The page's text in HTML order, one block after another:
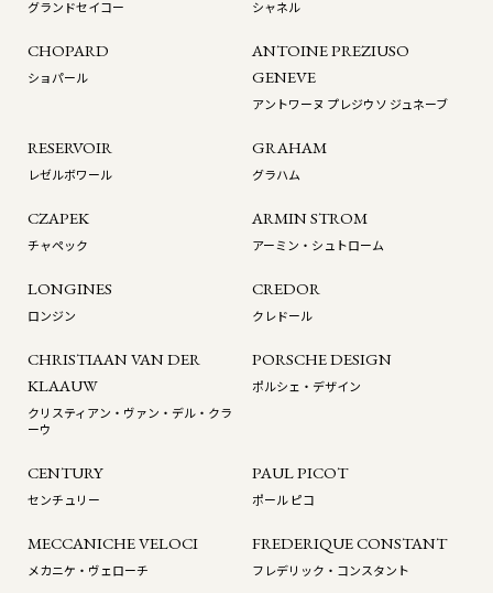
グランドセイコー シャネル
CHOPARD
ショパール
ANTOINE PREZIUSO
GENEVE
アントワーヌ プレジウソ ジュネーブ
RESERVOIR
レゼルボワール
GRAHAM
グラハム
CZAPEK
チャペック
ARMIN STROM
アーミン・シュトローム
LONGINES
ロンジン
CREDOR
クレドール
CHRISTIAAN VAN DER
KLAAUW
クリスティアン・ヴァン・デル・クラ
ーウ
PORSCHE DESIGN
ポルシェ・デザイン
CENTURY
センチュリー
PAUL PICOT
ポール ピコ
MECCANICHE VELOCI
メカニケ・ヴェローチ
FREDERIQUE CONSTANT
フレデリック・コンスタント